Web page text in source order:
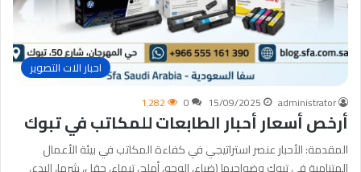
احبار الات التصوير
administrator
15/09/2025
0 1٬282
أرخص أسعار أحبار الطابعات للمكاتب في تبوك
المقدمة: الأحبار عنصر استراتيجي في كفاءة المكاتب في بيئة الأعمال
المتنامية في تبوك وضواحيها (ضباء، الوجه، أملج، تيماء، حقل، شرما، البدع،